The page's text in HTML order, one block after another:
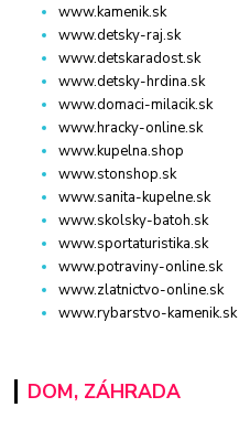
www.kamenik.sk
www.detsky-raj.sk
www.detskaradost.sk
www.detsky-hrdina.sk
www.domaci-milacik.sk
www.hracky-online.sk
www.kupelna.shop
www.stonshop.sk
www.sanita-kupelne.sk
www.skolsky-batoh.sk
www.sportaturistika.sk
www.potraviny-online.sk
www.zlatnictvo-online.sk
www.rybarstvo-kamenik.sk
DOM, ZÁHRADA